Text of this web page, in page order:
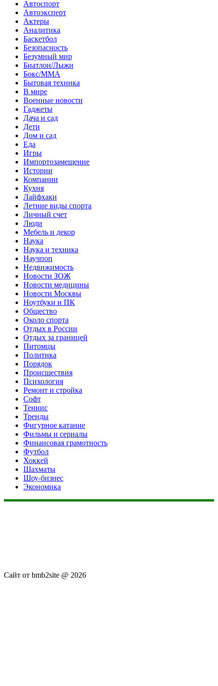
Автоспорт
Автоэксперт
Актеры
Аналитика
Баскетбол
Безопасность
Безумный мир
Биатлон/Лыжи
Бокс/MMA
Бытовая техника
В мире
Военные новости
Гаджеты
Дача и сад
Дети
Дом и сад
Еда
Игры
Импортозамещение
Истории
Компании
Кухня
Лайфхаки
Летние виды спорта
Личный счет
Люди
Мебель и декор
Наука
Наука и техника
Научпоп
Недвижимость
Новости ЗОЖ
Новости медицины
Новости Москвы
Ноутбуки и ПК
Общество
Около спорта
Отдых в России
Отдых за границей
Питомцы
Политика
Порядок
Происшествия
Психология
Ремонт и стройка
Софт
Теннис
Тренды
Фигурное катание
Фильмы и сериалы
Финансовая грамотность
Футбол
Хоккей
Шахматы
Шоу-бизнес
Экономика
Сайт от bmb2site @ 2026